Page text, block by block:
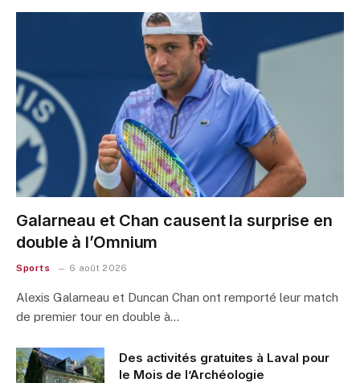
Galarneau et Chan causent la surprise en
double à l’Omnium
Sports 6 août 2026
Alexis Galarneau et Duncan Chan ont remporté leur match
de premier tour en double à…
Des activités gratuites à Laval pour
le Mois de l’Archéologie